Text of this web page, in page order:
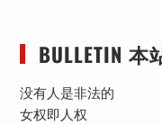
BULLETIN 本
没有人是非法的
女权即人权